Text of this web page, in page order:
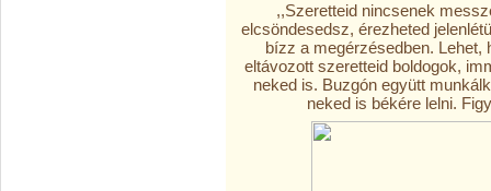
,,Szeretteid nincsenek
elcsöndesedsz, érezheted
bízz a megérzésedben. Lehet,
eltávozott szeretteid boldogok,
neked is. Buzgón együtt
neked is békére lelni.